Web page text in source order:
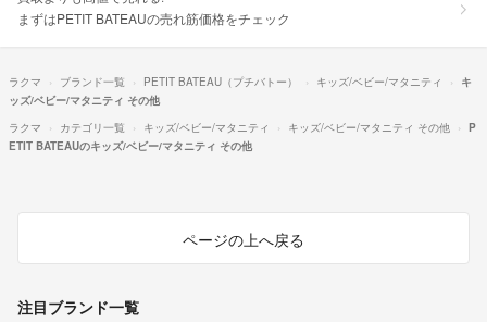
まずはPETIT BATEAUの売れ筋価格をチェック
ラクマ ブランド一覧 PETIT BATEAU（プチバトー） キッズ/ベビー/マタニティ
キ
ッズ/ベビー/マタニティ その他
ラクマ
カテゴリ一覧 キッズ/ベビー/マタニティ キッズ/ベビー/マタニティ その他
P
ETIT BATEAUのキッズ/ベビー/マタニティ その他
ページの上へ戻る
注目ブランド一覧